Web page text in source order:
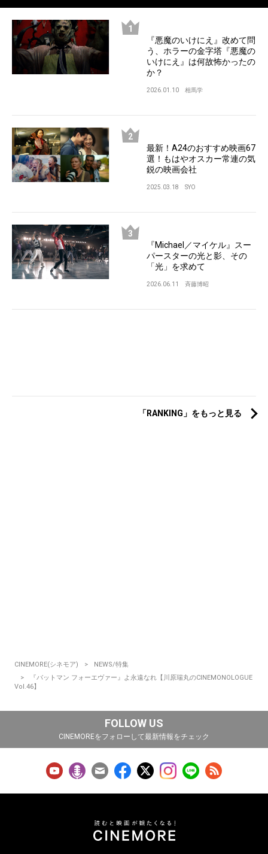
『悪魔のいけにえ』改めて問
う、ホラーの金字塔『悪魔の
いけにえ』は何故怖かったの
か？
2026.01.10 相馬学
最新！A24のおすすめ映画67
選！もはやオスカー常連の気
鋭の映画会社
2025.03.18 SYO
『Michael／マイケル』スー
パースターの光と影、その
「光」を求めて
2026.06.11 斉藤博昭
「RANKING」をもっと見る
CINEMORE(シネモア)
NEWS/特集
『バットマン フォーエヴァー』よ永遠なれ【川原瑞丸のCINEMONOLOGUE
Vol.46】
FOLLOW US
CINEMOREをフォローして最新情報をチェック